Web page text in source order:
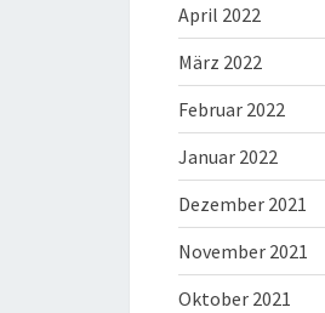
April 2022
März 2022
Februar 2022
Januar 2022
Dezember 2021
November 2021
Oktober 2021